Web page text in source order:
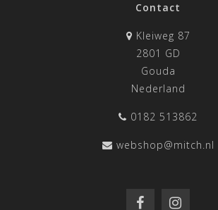
Contact
Kleiweg 87
2801 GD
Gouda
Nederland
0182 513862
webshop@mitch.nl